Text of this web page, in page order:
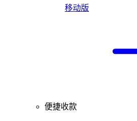
移动版
便捷收款